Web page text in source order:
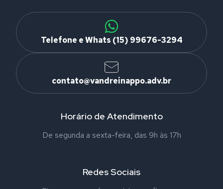
Telefone e Whats (15) 99676-3294
contato@vandreinappo.adv.br
Horário de Atendimento
De segunda a sexta-feira, das 9h às 17h
Redes Sociais